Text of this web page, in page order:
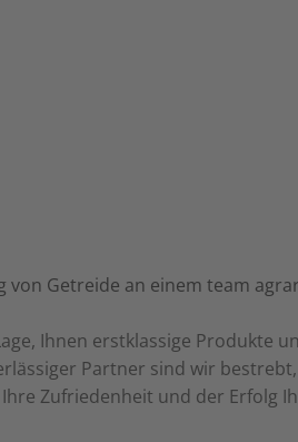
Ihnen erstklassige Produkte
Partner sind wir
Zufriedenheit und der Erfolg